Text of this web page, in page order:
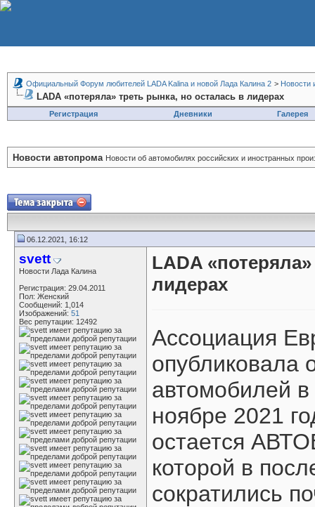
Официальный Форум любителей LADA Kalina и новой Лада Калина 2 > Новости
LADA «потеряла» треть рынка, но осталась в лидерах
Регистрация Дневники Галерея
Новости автопрома Новости об автомобилях российских и иностранных
06.12.2021, 16:12
svett
Новости Лада Калина
Регистрация: 29.04.2011
Пол: Женский
Сообщений: 1,014
Изображений: 51
Вес репутации: 12492
LADA
лидерах
Ассоциация
опубликовала
автомобилей
ноябре 2021
остается
которой в
сократились